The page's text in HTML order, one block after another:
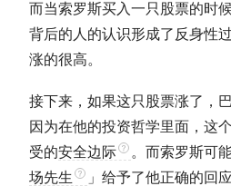
而当索罗斯买入一只股票的时
背后的人的认识形成了反身性
涨的很高。
接下来，如果这只股票涨了，
因为在他的投资哲学里面，这
受的安全边际 。而索罗斯可
场先生
」给予了他正确的回